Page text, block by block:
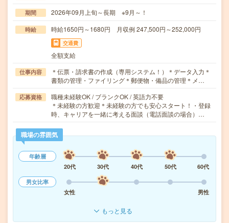
期間 2026年09月上旬～長期 ※9月～！
時給 時給1650円～1680円 月収例 247,500円～252,000円
交通費
全額支給
仕事内容
＊伝票・請求書の作成（専用システム！）＊データ入力＊
書類の管理・ファイリング＊郵便物・備品の管理＊メ…
応募資格
職種未経験OK / ブランクOK / 英語力不要
＊未経験の方歓迎＊未経験の方でも安心スタート！・登録
時、キャリアを一緒に考える面談（電話面談の場合）…
職場の雰囲気
年齢層
20代
30代 40代 50代
60代
男女比率
女性
男性
もっと見る